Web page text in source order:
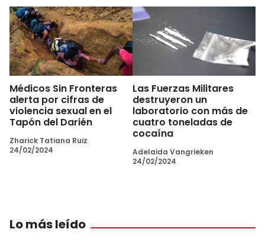
Médicos Sin Fronteras
alerta por cifras de
violencia sexual en el
Tapón del Darién
Zharick Tatiana Ruiz
24/02/2024
Las Fuerzas Militares
destruyeron un
laboratorio con más de
cuatro toneladas de
cocaína
Adelaida Vangrieken
24/02/2024
Lo más leído